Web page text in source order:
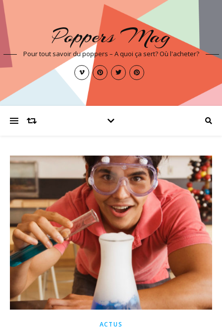
Poppers Mag
Pour tout savoir du poppers – A quoi ça sert? Où l'acheter?
ACTUS